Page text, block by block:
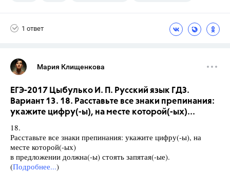
1 ответ
Мария Клищенкова
ЕГЭ-2017 Цыбулько И. П. Русский язык ГДЗ.
Вариант 13. 18. Расставьте все знаки препинания:
укажите цифру(-ы), на месте которой(-ых)...
18.
Расставьте все знаки препинания: укажите цифру(-ы), на
месте которой(-ых)
в предложении должна(-ы) стоять запятая(-ые).
(Подробнее...)